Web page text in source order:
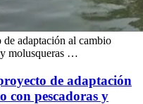
adaptación al cambio
molusqueras …
de adaptación
con pescadoras y